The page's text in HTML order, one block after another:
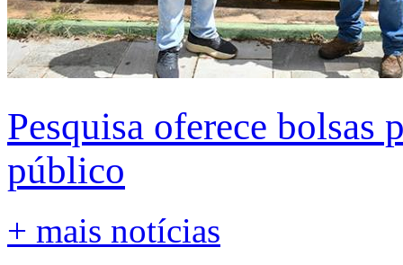
Pesquisa oferece bolsas
público
+ mais notícias